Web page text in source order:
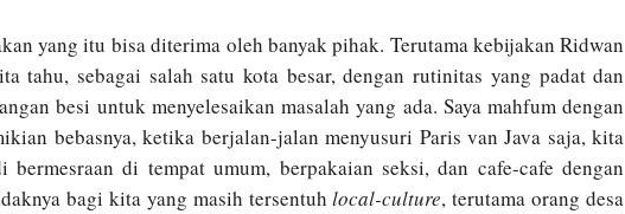
yang itu bisa diterima oleh banyak pihak. Terutama kebijakan Ridwan
tahu, sebagai salah satu kota besar, dengan rutinitas yang padat dan
besi untuk menyelesaikan masalah yang ada. Saya mahfum dengan
bebasnya, ketika berjalan-jalan menyusuri Paris van Java saja, kita
bermesraan di tempat umum, berpakaian seksi, dan cafe-cafe dengan
bagi kita yang masih tersentuhlocal-culture, terutama orang desa